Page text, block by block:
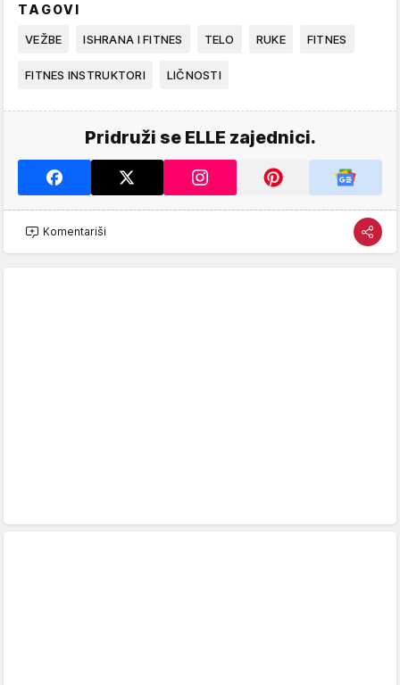
TAGOVI
VEŽBE ISHRANA I FITNES TELO RUKE FITNES
FITNES INSTRUKTORI LIČNOSTI
Pridruži se ELLE zajednici.
Komentariši